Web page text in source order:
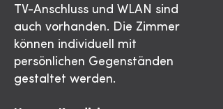
TV-Anschluss und WLAN sind
auch vorhanden. Die Zimmer
können individuell mit
persönlichen Gegenständen
gestaltet werden.